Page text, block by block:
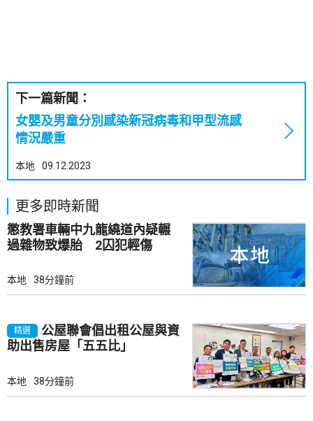
下一篇新聞：
女嬰及男童分別感染新冠病毒和甲型流感
情況嚴重
本地 09.12.2023
更多即時新聞
懲教署車輛中九龍繞道內疑輾
過雜物致爆胎 2囚犯輕傷
本地 38分鐘前
精選
公屋聯會倡出租公屋與資
助出售房屋「五五比」
本地 38分鐘前